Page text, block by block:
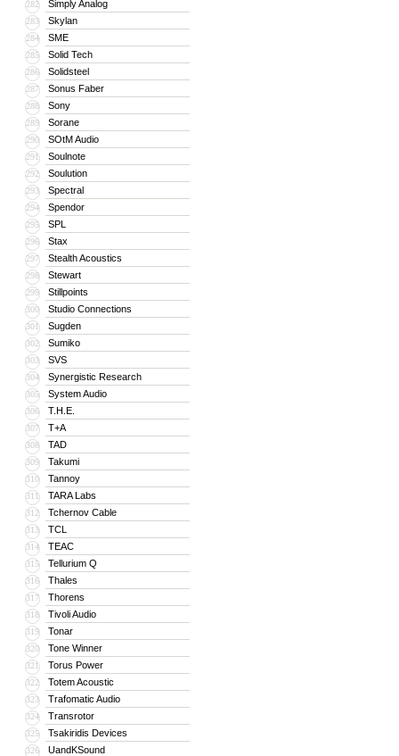
282 Simply Analog
283 Skylan
284 SME
285 Solid Tech
286 Solidsteel
287 Sonus Faber
288 Sony
289 Sorane
290 SOtM Audio
291 Soulnote
292 Soulution
293 Spectral
294 Spendor
295 SPL
296 Stax
297 Stealth Acoustics
298 Stewart
299 Stillpoints
300 Studio Connections
301 Sugden
302 Sumiko
303 SVS
304 Synergistic Research
305 System Audio
306 T.H.E.
307 T+A
308 TAD
309 Takumi
310 Tannoy
311 TARA Labs
312 Tchernov Cable
313 TCL
314 TEAC
315 Tellurium Q
316 Thales
317 Thorens
318 Tivoli Audio
319 Tonar
320 Tone Winner
321 Torus Power
322 Totem Acoustic
323 Trafomatic Audio
324 Transrotor
325 Tsakiridis Devices
326 UandKSound